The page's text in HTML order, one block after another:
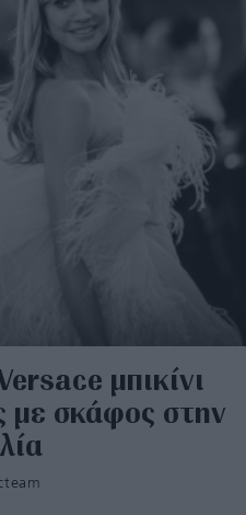
μπικίνι
με σκάφος στην